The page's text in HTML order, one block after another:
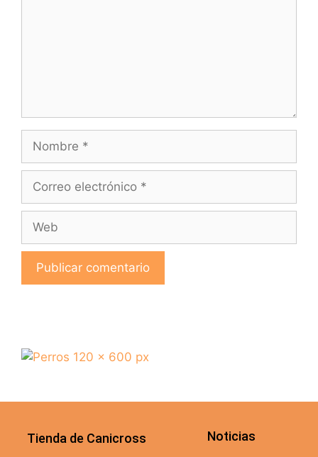
Tienda de Canicross Noticias